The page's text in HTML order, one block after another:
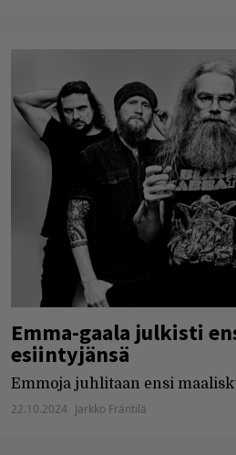
Emma-gaala julkisti
esiintyjänsä
Emmoja juhlitaan ensi
22.10.2024 Jarkko Fräntilä